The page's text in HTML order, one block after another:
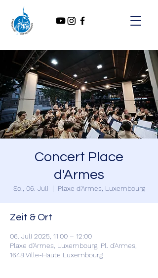
Concert Place
d'Armes
So., 06. Juli
  |
Plaxe d'Armes, Luxembourg
Zeit & Ort
06. Juli 2025, 11:00 – 12:00
Plaxe d'Armes, Luxembourg, Pl. d'Armes,
1648 Ville-Haute Luxembourg